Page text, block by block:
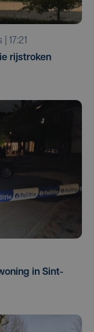
| 17:21
rijstroken
in Sint-